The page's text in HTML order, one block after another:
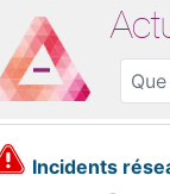
Incidents